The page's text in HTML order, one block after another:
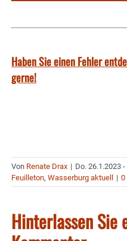
Haben Sie einen Fehler
gerne!
Von Renate Drax | Do. 26.1.2023
Feuilleton, Wasserburg aktuell | 0
Hinterlassen Sie